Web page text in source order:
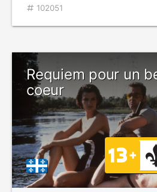
102051
Requiem pour un
coeur